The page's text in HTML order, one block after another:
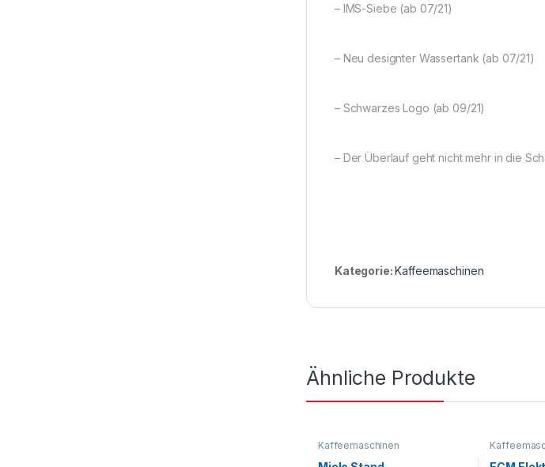
– IMS-Siebe (ab 07/21)
– Neu designter Wassertank (ab 07/21)
– Schwarzes Logo (ab 09/21)
– Der Überlauf geht nicht mehr in die
Kategorie:Kaffeemaschinen
Ähnliche Produkte
Kaffeemaschinen